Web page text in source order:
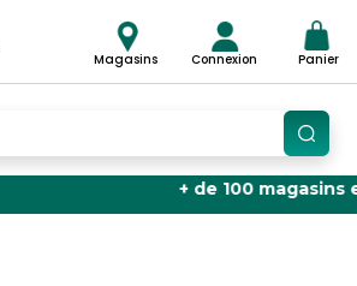
Magasins Connexion Panier
+ de 100 magasins en